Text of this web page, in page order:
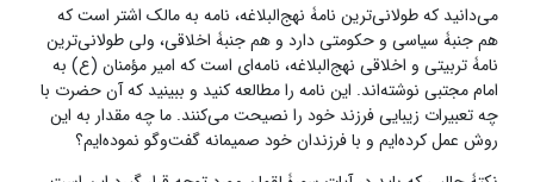
می‌دانید که طولانی‌ترین نامۀ نهج‌البلاغه، نامه به مالک اشتر است که
هم جنبۀ‌ سیاسی و حکومتی دارد و هم جنبۀ اخلاقی، ولی طولانی‌ترین
نامۀ تربیتی و اخلاقی نهج‌البلاغه، نامه‌ای است که امیر مؤمنان (ع) به
امام مجتبی نوشته‌اند. این نامه را مطالعه کنید و ببینید که آن حضرت با
چه تعبیرات زیبایی فرزند خود را نصیحت می‌کنند. ما چه مقدار به این
روش عمل کرده‌ایم و با فرزندان خود صمیمانه گفت‌وگو نموده‌ایم؟